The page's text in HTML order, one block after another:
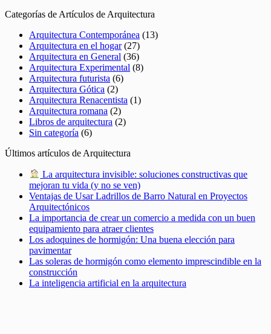
Categorías de Artículos de Arquitectura
Arquitectura Contemporánea (13)
Arquitectura en el hogar(27)
Arquitectura en General (36)
Arquitectura Experimental (8)
Arquitectura futurista (6)
Arquitectura Gótica (2)
Arquitectura Renacentista (1)
Arquitectura romana (2)
Libros de arquitectura (2)
Sin categoría (6)
Últimos artículos de Arquitectura
La arquitectura invisible: soluciones constructivas que
mejoran tu vida (y no se ven)
Ventajas de Usar Ladrillos de Barro Natural en Proyectos
Arquitectónicos
La importancia de crear un comercio a medida con un buen
equipamiento para atraer clientes
Los adoquines de hormigón: Una buena elección para
pavimentar
Las soleras de hormigón como elemento imprescindible en la
construcción
La inteligencia artificial en la arquitectura